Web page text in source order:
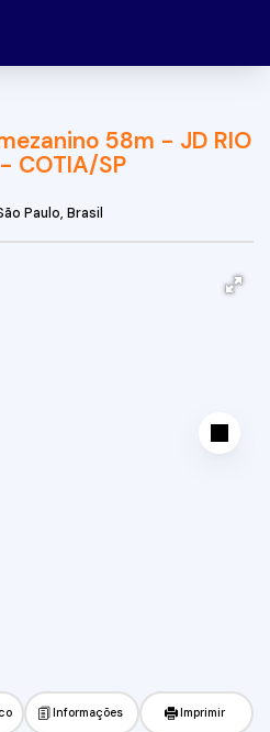
58m - JD RIO
COTIA/SP
Paulo, Brasil
Informações Imprimir